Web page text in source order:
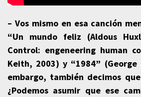
– Vos mismo en esa canción
“Un mundo feliz (Aldous
Control: engeneering human
Keith, 2003) y “1984”
embargo, también decimos
¿Podemos asumir que ese